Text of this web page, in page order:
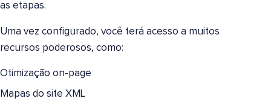
as etapas.
Uma vez configurado, você terá acesso a muitos
recursos poderosos, como:
Otimização on-page
Mapas do site XML